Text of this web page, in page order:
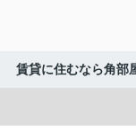
賃貸に住むなら角部